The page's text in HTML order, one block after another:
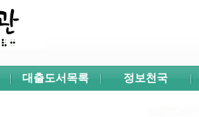
대출도서목록 정보천국